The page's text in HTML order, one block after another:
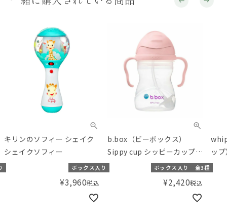
キリンのソフィー シェイク
シェイクソフィー
ボックス入り
¥3,960税込
b.box（ビーボックス）
Sippy cup シッピーカップ
ジェラートシリーズ
ボックス入り 全3種
¥2,420税込
ッ